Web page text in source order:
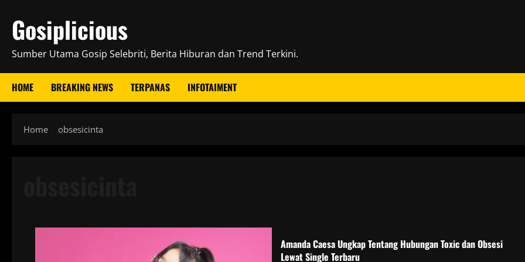
content
Gosiplicious
Sumber Utama Gosip Selebriti, Berita Hiburan dan Trend Terkini.
HOME BREAKING NEWS TERPANAS INFOTAIMENT
Home obsesicinta
Amanda Caesa Ungkap Tentang Hubungan Toxic dan Obsesi
Lewat Single Terbaru